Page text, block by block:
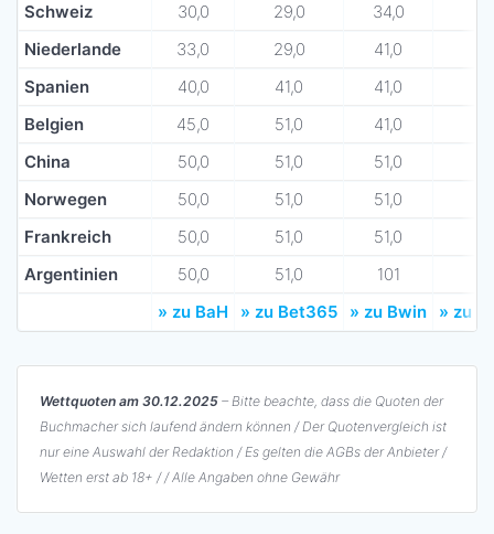
Schweiz
30,0 29,0 34,0
Niederlande
33,0 29,0 41,0
Spanien
40,0 41,0 41,0
Belgien
45,0 51,0 41,0
China
50,0 51,0 51,0
Norwegen
50,0 51,0 51,0
Frankreich
50,0 51,0 51,0
Argentinien
50,0 51,0 101
» zu BaH
» zu Bet365 » zu Bwin » zu
Wettquoten am 30.12.2025 – Bitte beachte, dass die Quoten der
Buchmacher sich laufend ändern können / Der Quotenvergleich ist
nur eine Auswahl der Redaktion / Es gelten die AGBs der Anbieter /
Wetten erst ab 18+ / / Alle Angaben ohne Gewähr